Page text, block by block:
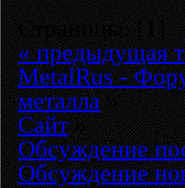
Страницы: [1]
« предыдущая
MetalRus -
металла»
Сайт»
Обсуждение
Обсуждение